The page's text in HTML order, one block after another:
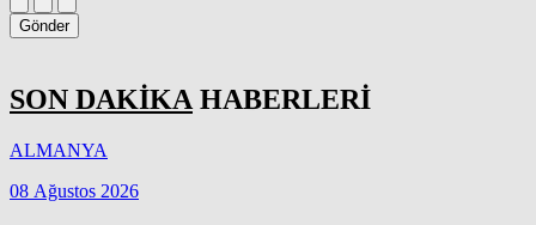
Gönder
SON DAKİKA HABERLERİ
ALMANYA
08 Ağustos 2026